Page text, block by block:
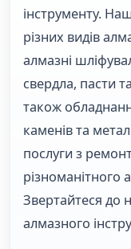
інструменту.
різних видів
алмазні
свердла, пасти
також
каменів та
послуги з
різноманітного
Звертайтеся до
алмазного